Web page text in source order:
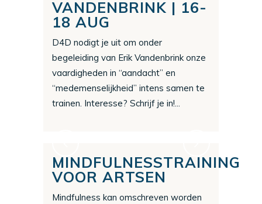
VANDENBRINK | 16-
18 AUG
D4D nodigt je uit om onder
begeleiding van Erik Vandenbrink onze
vaardigheden in “aandacht” en
“medemenselijkheid” intens samen te
trainen. Interesse? Schrijf je in!...
MINDFULNESSTRAINING
VOOR ARTSEN
Mindfulness kan omschreven worden